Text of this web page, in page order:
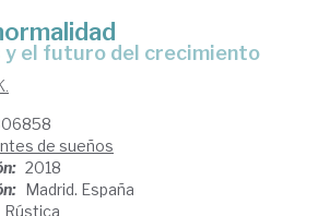
y el futuro del crecimiento
de sueños
2018
Madrid. España
Rústica